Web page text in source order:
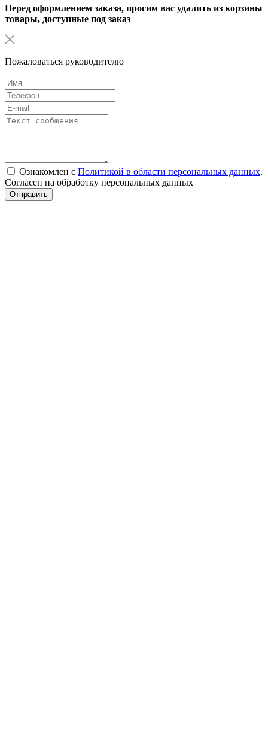
Перед оформлением заказа, просим вас удалить из корзины
товары, доступные под заказ
Пожаловаться руководителю
Ознакомлен с Политикой в области персональных данных.
Согласен на обработку персональных данных
Отправить